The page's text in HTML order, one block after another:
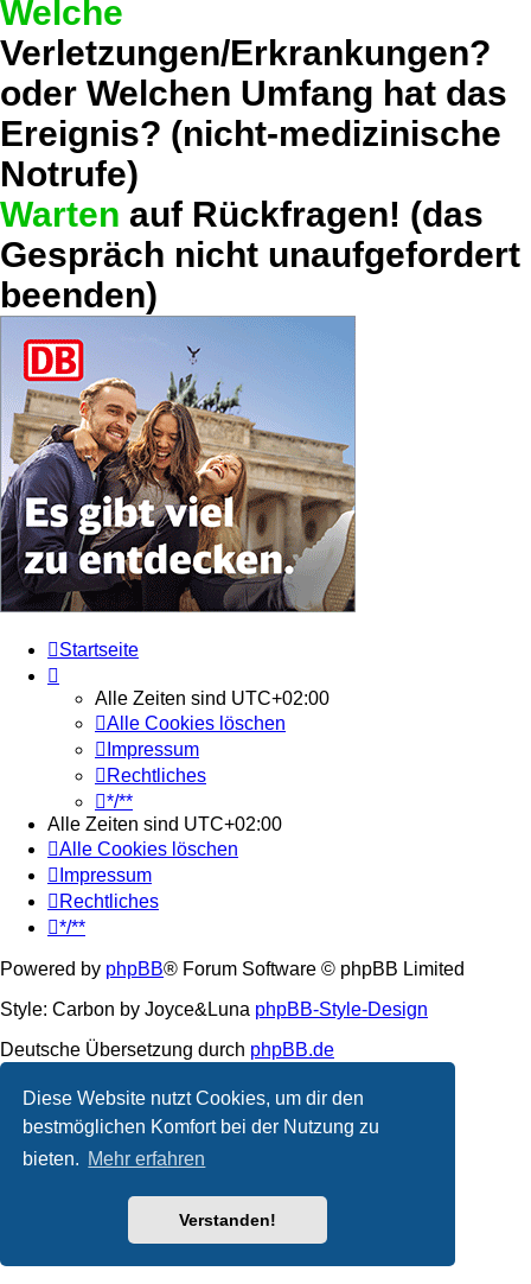
Diese Website nutzt Cookies, um dir den
bestmöglichen Komfort bei der Nutzung zu
bieten. Mehr erfahren
Verstanden!
Welche
Verletzungen/Erkrankungen?
oder Welchen Umfang hat das
Ereignis? (nicht-medizinische
Notrufe)
Warten auf Rückfragen! (das
Gespräch nicht unaufgefordert
beenden)
Startseite
Alle Zeiten sind UTC+02:00
Alle Cookies löschen
Impressum
Rechtliches
*/**
Alle Zeiten sind UTC+02:00
Alle Cookies löschen
Impressum
Rechtliches
*/**
Powered by phpBB® Forum Software © phpBB Limited
Style: Carbon by Joyce&Luna phpBB-Style-Design
Deutsche Übersetzung durch phpBB.de
Datenschutz |Nutzungsbedingungen